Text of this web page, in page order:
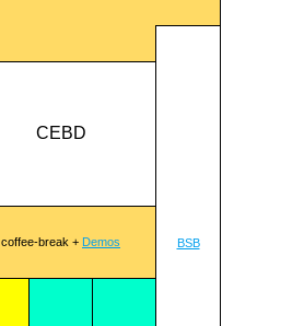
BSB
CEBD
coffee-break + Demos